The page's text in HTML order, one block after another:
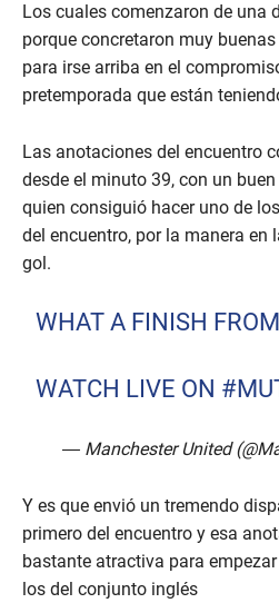
Los cuales comenzaron de una
porque concretaron muy
para irse arriba en el
pretemporada que están
Las anotaciones del encuentro
desde el minuto 39, con un
quien consiguió hacer uno de
del encuentro, por la manera en
gol.
WHAT A FINISH
WATCH LIVE ON
— Manchester United
Y es que envió un tremendo
primero del encuentro y esa
bastante atractiva para
los del conjunto inglés